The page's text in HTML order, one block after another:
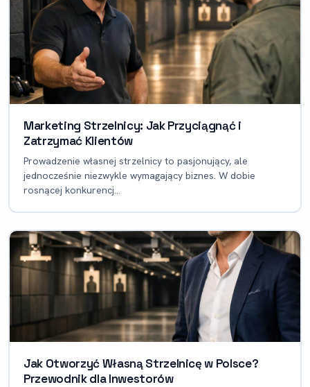
Marketing Strzelnicy: Jak Przyciągnąć i
Zatrzymać Klientów
Prowadzenie własnej strzelnicy to pasjonujący, ale
jednocześnie niezwykle wymagający biznes. W dobie
rosnącej konkurencj...
Jak Otworzyć Własną Strzelnicę w Polsce?
Przewodnik dla Inwestorów